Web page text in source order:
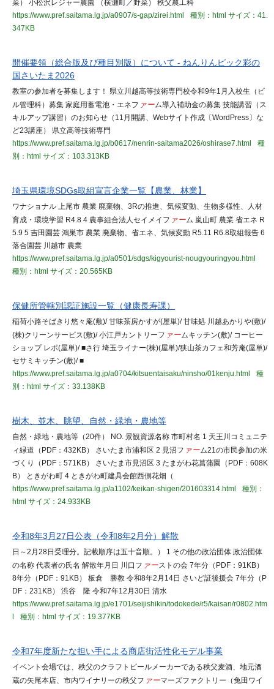
菜） 小松沢レジャー農園 （横瀬町／野菜） 秩父農工科
https://www.pref.saitama.lg.jp/a0907/s-gap/zirei.html
種別：html サイズ：41.
347KB
開催要領（総合版及び種目別版）について - ねんりんピック彩の
国さいたま2026
教室の参加者を募集します！ 県立川越高等技術専門校令和9年1月入校生（ビ
ル管理科）募集 家庭用蓄電池・エネフ ァーム導入補助金の募集 技能講習（ス
キルアップ講習）のお知らせ（11月開講、Webサイト作成〔WordPress〕な
ど23講座） 県立高等技術専門
https://www.pref.saitama.lg.jp/b0617/nenrin-saitama2026/oshirase7.html
種
別：html サイズ：103.313KB
埼玉県環境SDGs取組宣言企業一覧【農業、林業】
ワナショナル 上尾市 農業 廃棄物、3Rの推進、気候変動、生物多様性、人材
育成・環境学習 R4.8 4 農事組合法人セイメイフ ァーム 嵐山町 農業 省エネ R
5.9 5 吉田園芸 鴻巣市 農業 廃棄物、省エネ、気候変動 R5.11 R6.8取組報告 6
落合園芸 川越市 農業
https://www.pref.saitama.lg.jp/a0501/sdgs/kigyourist-nougyouringyou.html
種別：html サイズ：20.565KB
保健所管轄別認証施設一覧（健康長寿課）
稲荷小路そばきり悠々庵(敷)/ 甘味茶房かすが(屋単)/ 甘味処 川越あかりや(敷)/
(株)クリーンサービス(敷)/ 小江戸カントリーフ ァームキッチン(敷)/ コーヒー
ショップ レポ(屋単)/ ■さ行 埼玉ライナー(株)(屋単)/狭山茶カフェ和芳庵(屋単)/
セサミキッチン(敷)/ ■
https://www.pref.saitama.lg.jp/a0704/kitsuentaisaku/ninsho/01kenju.html
種
別：html サイズ：33.138KB
樹木、並木、眺望、自然・緑地・農地等
自然・緑地・農地等（20件） NO. 景観資源名称 市町村名 1 天王川コミュニテ
ィ緑道（PDF：432KB） さいたま市浦和区 2 見沼フ ァーム21の市民参加の米
づくり（PDF：571KB） さいたま市見沼区 3 たまがわ花菖蒲園（PDF：608K
B） ときがわ町 4 ときがわ町建具会館西側花畑（
https://www.pref.saitama.lg.jp/a1102/keikan-shigen/201603314.html
種別：
html サイズ：24.933KB
令和8年3月27日公表（令和8年2月分）解散
日～2月28日受理分。記載順序は五十音順。） 1 その他の政治団体 政治団体
の名称 代表者の氏名 解散年月日 川口フ ァーストの会 7年分（PDF：91KB）
8年分（PDF：91KB） 板倉 勝教 令和8年2月14日 さいど証後援会 7年分（P
DF：231KB） 渋谷 隆 令和7年12月30日 清水
https://www.pref.saitama.lg.jp/e1701/seijishikin/todokede/r5/kaisan/r0802.htm
種別：html サイズ：19.377KB
令和7年度新たな担い手による商店街活性化モデル事業
イベント会場では、秩父のクラフトビールメーカーである秩父麦酒、地元酒
蔵の矢尾本店、市内ワイナリーの秩父フ ァーマーズファクトリー（兔田ワイ